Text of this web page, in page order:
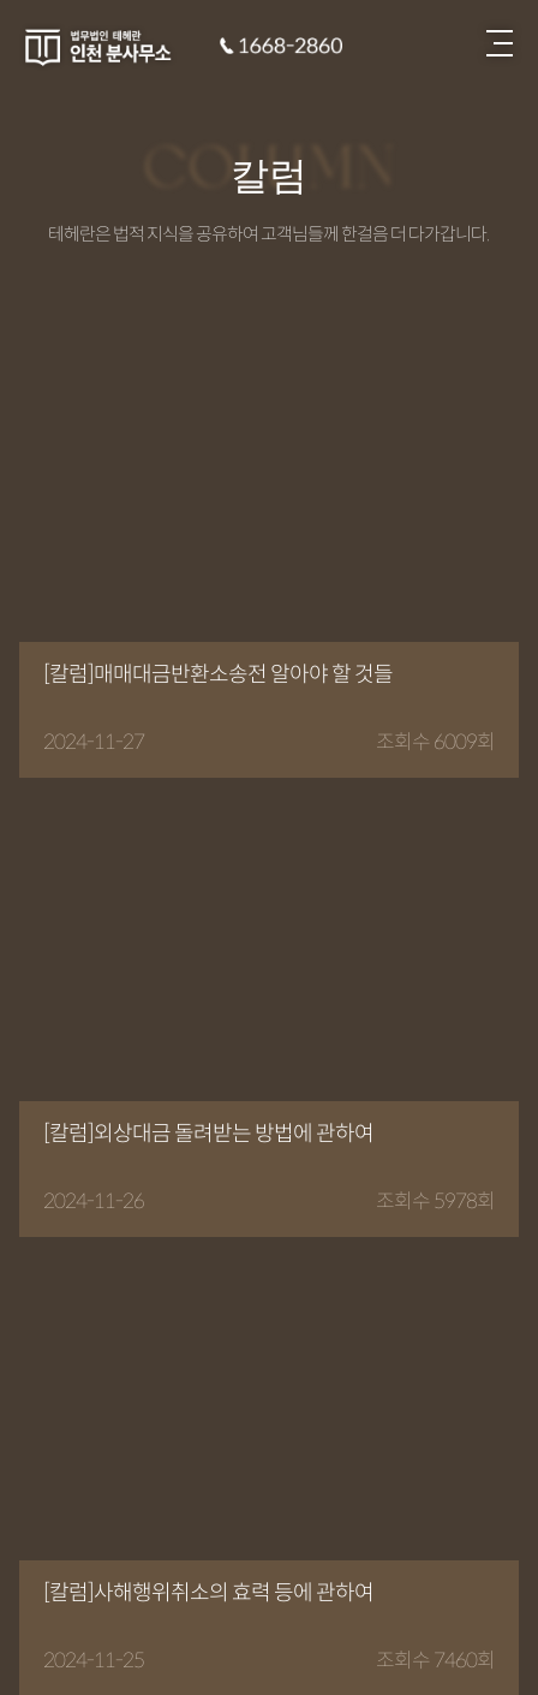
COLUMN
칼럼
테헤란은 법적 지식을 공유하여 고객님들께 한걸음 더 다가갑니다.
[칼럼]매매대금반환소송전 알아야 할 것들
2024-11-27 조회수 6009회
[칼럼]외상대금 돌려받는 방법에 관하여
2024-11-26 조회수 5978회
[칼럼]사해행위취소의 효력 등에 관하여
2024-11-25 조회수 7460회